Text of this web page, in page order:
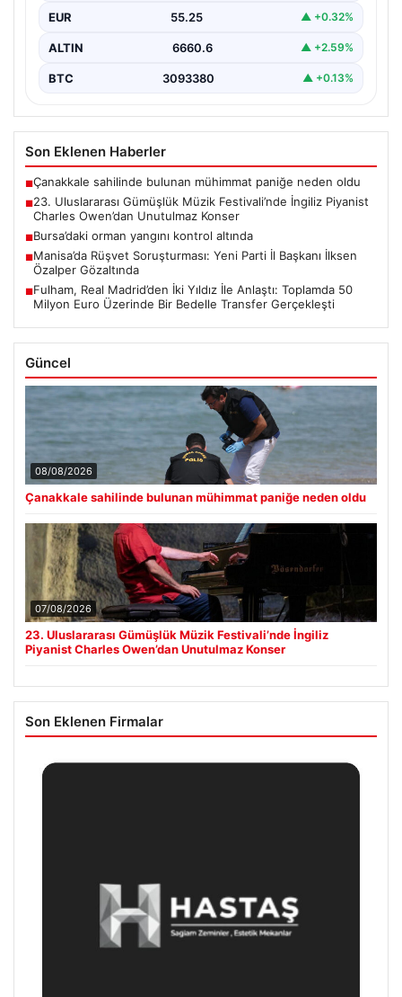
sanatseverleri büyülemeye…
EUR 55.25 ▲ +0.32%
ALTIN 6660.6 ▲ +2.59%
BTC 3093380 ▲ +0.13%
Son Eklenen Haberler
■Çanakkale sahilinde bulunan mühimmat paniğe neden oldu
■23. Uluslararası Gümüşlük Müzik Festivali’nde İngiliz Piyanist
Charles Owen’dan Unutulmaz Konser
■Bursa’daki orman yangını kontrol altında
■Manisa’da Rüşvet Soruşturması: Yeni Parti İl Başkanı İlksen
Özalper Gözaltında
■Fulham, Real Madrid’den İki Yıldız İle Anlaştı: Toplamda 50
Milyon Euro Üzerinde Bir Bedelle Transfer Gerçekleşti
Güncel
08/08/2026
Çanakkale sahilinde bulunan mühimmat paniğe neden oldu
07/08/2026
23. Uluslararası Gümüşlük Müzik Festivali’nde İngiliz
Piyanist Charles Owen’dan Unutulmaz Konser
Son Eklenen Firmalar